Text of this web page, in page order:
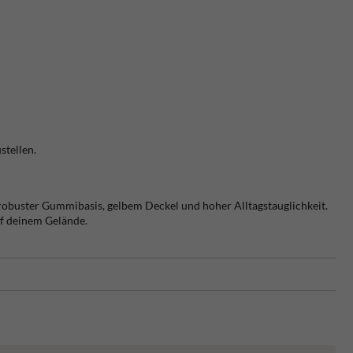
Gummibasis, gelbem Deckel und hoher Alltagstauglichkeit.
Gelände.